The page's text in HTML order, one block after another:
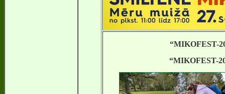
“MIKOFEST-
“MIKOFEST-